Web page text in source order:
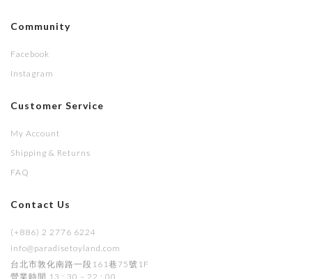
Community
Facebook
Instagram
Customer Service
My Account
Shipping & Returns
FAQ
Contact Us
(+886) 2 2776 6224
info@paradisetoyland.com
台北市敦化南路一段161巷75號1F
營業時間 13 : 30 – 22 : 00